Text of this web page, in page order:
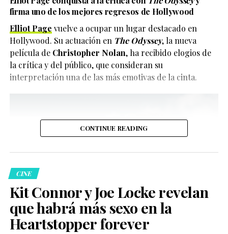
firma uno de los mejores regresos de Hollywood
Elliot Page vuelve a ocupar un lugar destacado en
Hollywood. Su actuación en The Odyssey, la nueva
película de Christopher Nolan, ha recibido elogios de
la crítica y del público, que consideran su
interpretación una de las más emotivas de la cinta.
CONTINUE READING
CINE
Kit Connor y Joe Locke revelan
que habrá más sexo en la
Heartstopper forever